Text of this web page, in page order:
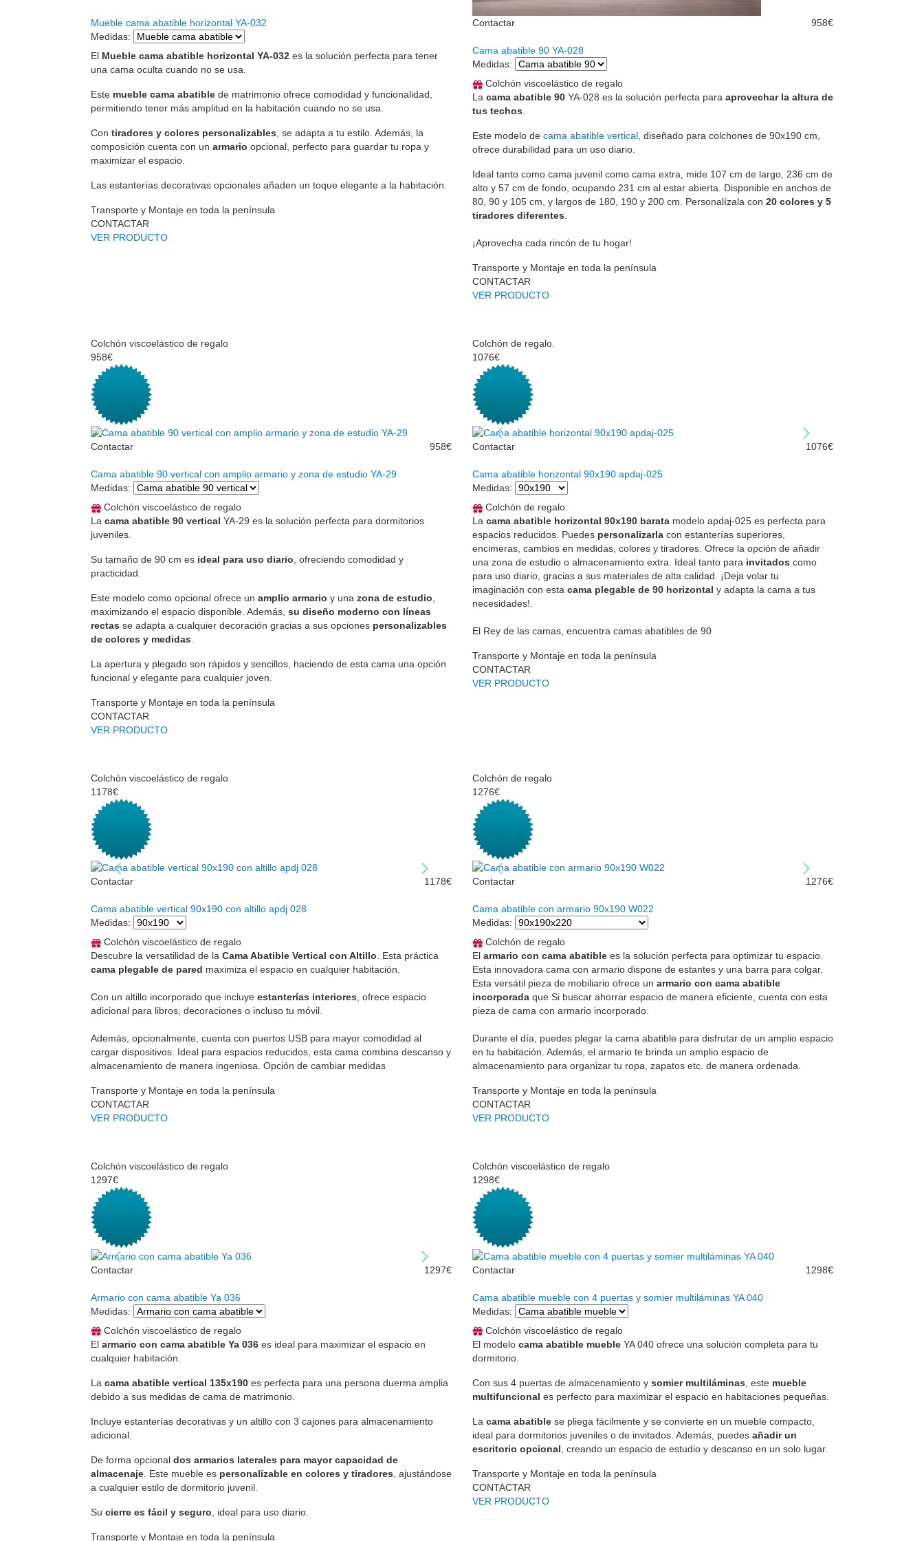
Mueble cama abatible horizontal YA-032
Medidas:
El Mueble cama abatible horizontal YA-032 es la solución perfecta para tener
una cama oculta cuando no se usa.
Este mueble cama abatible de matrimonio ofrece comodidad y funcionalidad,
permitiendo tener más amplitud en la habitación cuando no se usa.
Con tiradores y colores personalizables , se adapta a tu estilo. Además, la
composición cuenta con un armario opcional, perfecto para guardar tu ropa y
maximizar el espacio.
Las estanterías decorativas opcionales añaden un toque elegante a la habitación.
Transporte y Montaje en toda la península
CONTACTAR
VER PRODUCTO
Contactar 958€
Cama abatible 90 YA-028
Medidas:
Colchón viscoelástico de regalo
La cama abatible 90 YA-028 es la solución perfecta para aprovechar la altura de
tus techos
Este modelo de cama abatible vertical , diseñado para colchones de 90x190 cm,
ofrece durabilidad para un uso diario.
Ideal tanto como cama juvenil como cama extra, mide 107 cm de largo, 236 cm de
alto y 57 cm de fondo, ocupando 231 cm al estar abierta. Disponible en anchos de
80, 90 y 105 cm, y largos de 180, 190 y 200 cm. Personalízala con 20 colores y 5
tiradores diferentes
¡Aprovecha cada rincón de tu hogar!
Transporte y Montaje en toda la península
CONTACTAR
VER PRODUCTO
Colchón viscoelástico de regalo
958€
Contactar 958€
Cama abatible 90 vertical con amplio armario y zona de estudio YA-29
Medidas:
Colchón viscoelástico de regalo
La cama abatible 90 vertical YA-29 es la solución perfecta para dormitorios
juveniles.
Su tamaño de 90 cm es ideal para uso diario , ofreciendo comodidad y
practicidad.
Este modelo como opcional ofrece un amplio armario y una zona de estudio
maximizando el espacio disponible. Además, su diseño moderno con líneas
rectas se adapta a cualquier decoración gracias a sus opciones personalizables
de colores y medidas
La apertura y plegado son rápidos y sencillos, haciendo de esta cama una opción
funcional y elegante para cualquier joven.
Transporte y Montaje en toda la península
CONTACTAR
VER PRODUCTO
Colchón de regalo.
1076€
Contactar 1076€
Cama abatible horizontal 90x190 apdaj-025
Medidas:
Colchón de regalo.
La cama abatible horizontal 90x190 barata modelo apdaj-025 es perfecta para
espacios reducidos. Puedes personalizarla con estanterías superiores,
encimeras, cambios en medidas, colores y tiradores. Ofrece la opción de añadir
una zona de estudio o almacenamiento extra. Ideal tanto para invitados como
para uso diario, gracias a sus materiales de alta calidad. ¡Deja volar tu
imaginación con esta cama plegable de 90 horizontal y adapta la cama a tus
necesidades!.
El Rey de las camas, encuentra camas abatibles de 90
Transporte y Montaje en toda la península
CONTACTAR
VER PRODUCTO
Colchón viscoelástico de regalo
1178€
Contactar 1178€
Cama abatible vertical 90x190 con altillo apdj 028
Medidas:
Colchón viscoelástico de regalo
Descubre la versatilidad de la Cama Abatible Vertical con Altillo. Esta práctica
cama plegable de pared maximiza el espacio en cualquier habitación.
Con un altillo incorporado que incluye estanterías interiores, ofrece espacio
adicional para libros, decoraciones o incluso tu móvil.
Además, opcionalmente, cuenta con puertos USB para mayor comodidad al
cargar dispositivos. Ideal para espacios reducidos, esta cama combina descanso y
almacenamiento de manera ingeniosa. Opción de cambiar medidas
Transporte y Montaje en toda la península
CONTACTAR
VER PRODUCTO
Colchón de regalo
1276€
Contactar 1276€
Cama abatible con armario 90x190 W022
Medidas:
Colchón de regalo
El armario con cama abatible es la solución perfecta para optimizar tu espacio.
Esta innovadora cama con armario dispone de estantes y una barra para colgar.
Esta versátil pieza de mobiliario ofrece un armario con cama abatible
incorporada que Si buscar ahorrar espacio de manera eficiente, cuenta con esta
pieza de cama con armario incorporado.
Durante el día, puedes plegar la cama abatible para disfrutar de un amplio espacio
en tu habitación. Además, el armario te brinda un amplio espacio de
almacenamiento para organizar tu ropa, zapatos etc. de manera ordenada.
Transporte y Montaje en toda la península
CONTACTAR
VER PRODUCTO
Colchón viscoelástico de regalo
1297€
Contactar 1297€
Armario con cama abatible Ya 036
Medidas:
Colchón viscoelástico de regalo
El armario con cama abatible Ya 036 es ideal para maximizar el espacio en
cualquier habitación.
La cama abatible vertical 135x190 es perfecta para una persona duerma amplia
debido a sus medidas de cama de matrimonio.
Incluye estanterías decorativas y un altillo con 3 cajones para almacenamiento
adicional.
De forma opcional dos armarios laterales para mayor capacidad de
almacenaje . Este mueble es personalizable en colores y tiradores , ajustándose
a cualquier estilo de dormitorio juvenil.
Su cierre es fácil y seguro , ideal para uso diario.
Transporte y Montaje en toda la península
Colchón viscoelástico de regalo
1298€
Contactar 1298€
Cama abatible mueble con 4 puertas y somier multiláminas YA 040
Medidas:
Colchón viscoelástico de regalo
El modelo cama abatible mueble YA 040 ofrece una solución completa para tu
dormitorio.
Con sus 4 puertas de almacenamiento y somier multiláminas , este mueble
multifuncional es perfecto para maximizar el espacio en habitaciones pequeñas.
La cama abatible se pliega fácilmente y se convierte en un mueble compacto,
ideal para dormitorios juveniles o de invitados. Además, puedes añadir un
escritorio opcional , creando un espacio de estudio y descanso en un solo lugar.
Transporte y Montaje en toda la península
CONTACTAR
VER PRODUCTO